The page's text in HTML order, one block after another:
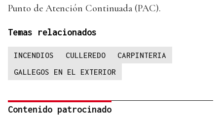
Punto de Atención Continuada (PAC).
Temas relacionados
INCENDIOS CULLEREDO
CARPINTERIA
GALLEGOS EN EL EXTERIOR
Contenido patrocinado